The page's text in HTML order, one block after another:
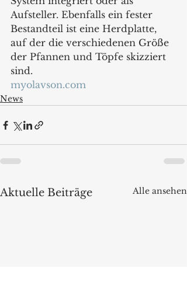
Aufsteller. Ebenfalls ein fester
Bestandteil ist eine Herdplatte,
auf der die verschiedenen Größe
der Pfannen und Töpfe skizziert
sind.
myolavson.com
News
Aktuelle Beiträge Alle ansehen